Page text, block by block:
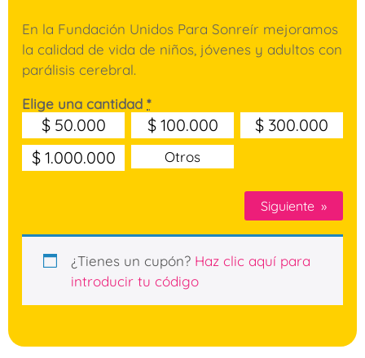
En la Fundación Unidos Para Sonreír mejoramos
la calidad de vida de niños, jóvenes y adultos con
parálisis cerebral.
Elige una cantidad *
$50.000 $100.000 $ 300.000
$1.000.000 Otros
»
¿Tienes un cupón? Haz clic aquí para
introducir tu código